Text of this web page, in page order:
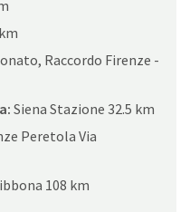
Raccordo Firenze -
Siena Stazione 32.5 km
Peretola Via
108 km